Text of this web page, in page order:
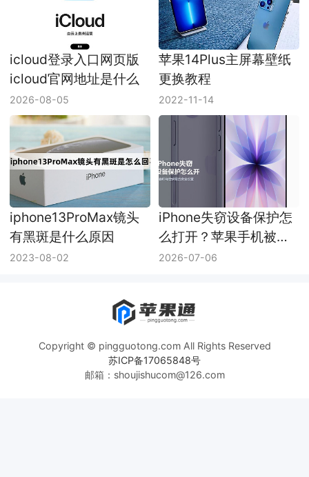
icloud登录入口网页版
icloud官网地址是什么
2026-08-05
苹果14Plus主屏幕壁纸
更换教程
2022-11-14
iphone13ProMax镜头
有黑斑是什么原因
2023-08-02
iPhone失窃设备保护怎
么打开？苹果手机被盗
保护设置方法
2026-07-06
Copyright © pingguotong.com All Rights Reserved
苏ICP备17065848号
邮箱：shoujishucom@126.com